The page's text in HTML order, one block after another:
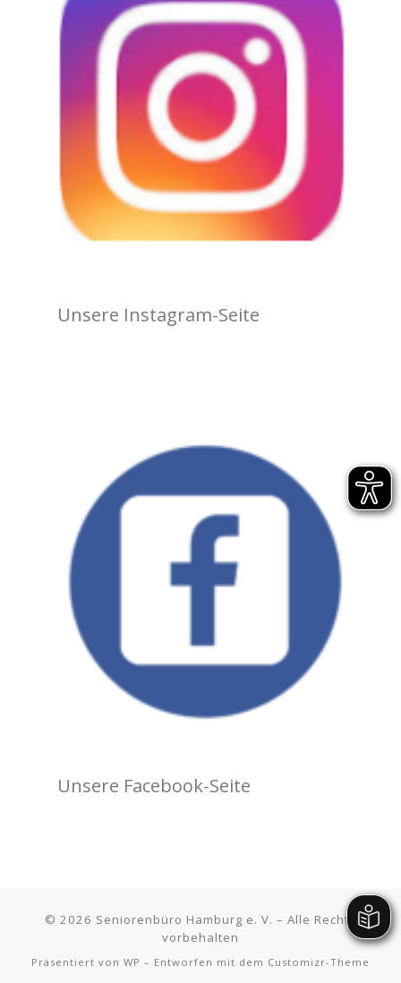
Unsere Instagram-Seite
Unsere Facebook-Seite
© 2026 Seniorenbüro Hamburg e. V. – Alle Rechte
vorbehalten
Präsentiert von WP – Entworfen mit dem Customizr-Theme